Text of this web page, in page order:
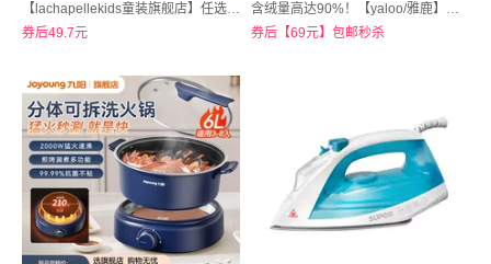
【lachapellekids童装旗舰店】任选3件！拉夏贝尔女童短袖t恤纯棉半袖绿色上衣
券后49.7元
含绒量高达90%！【yaloo/雅鹿】秋冬高腰加厚加绒羽绒裤
券后【69元】包邮秒杀